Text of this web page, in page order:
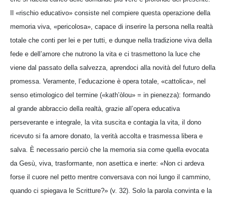
Il «rischio educativo» consiste nel compiere questa operazione della
memoria viva, «pericolosa», capace di inserire la persona nella realtà
totale che conti per lei e per tutti, e dunque nella tradizione viva della
fede e dell’amore che nutrono la vita e ci trasmettono la luce che
viene dal passato della salvezza, aprendoci alla novità del futuro della
promessa. Veramente, l’educazione è opera totale, «cattolica», nel
senso etimologico del termine («kath’òlou» = in pienezza): formando
al grande abbraccio della realtà, grazie all’opera educativa
perseverante e integrale, la vita suscita e contagia la vita, il dono
ricevuto si fa amore donato, la verità accolta e trasmessa libera e
salva. È necessario perciò che la memoria sia come quella evocata
da Gesù, viva, trasformante, non asettica e inerte: «Non ci ardeva
forse il cuore nel petto mentre conversava con noi lungo il cammino,
quando ci spiegava le Scritture?» (v. 32). Solo la parola convinta e la